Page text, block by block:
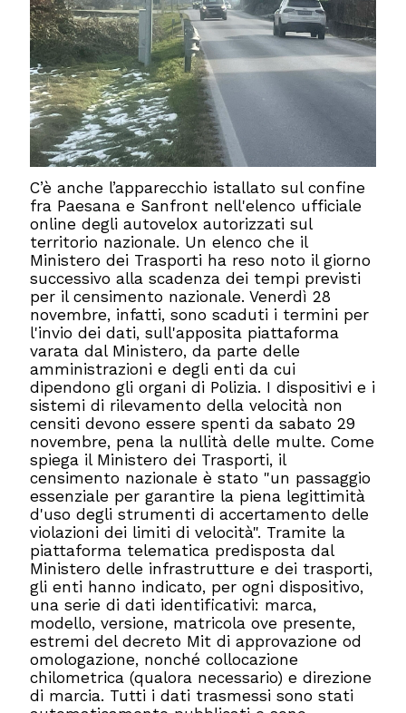
C’è anche l’apparecchio istallato sul confine
fra Paesana e Sanfront nell'elenco ufficiale
online degli autovelox autorizzati sul
territorio nazionale. Un elenco che il
Ministero dei Trasporti ha reso noto il giorno
successivo alla scadenza dei tempi previsti
per il censimento nazionale. Venerdì 28
novembre, infatti, sono scaduti i termini per
l'invio dei dati, sull'apposita piattaforma
varata dal Ministero, da parte delle
amministrazioni e degli enti da cui
dipendono gli organi di Polizia. I dispositivi e i
sistemi di rilevamento della velocità non
censiti devono essere spenti da sabato 29
novembre, pena la nullità delle multe. Come
spiega il Ministero dei Trasporti, il
censimento nazionale è stato "un passaggio
essenziale per garantire la piena legittimità
d'uso degli strumenti di accertamento delle
violazioni dei limiti di velocità". Tramite la
piattaforma telematica predisposta dal
Ministero delle infrastrutture e dei trasporti,
gli enti hanno indicato, per ogni dispositivo,
una serie di dati identificativi: marca,
modello, versione, matricola ove presente,
estremi del decreto Mit di approvazione od
omologazione, nonché collocazione
chilometrica (qualora necessario) e direzione
di marcia. Tutti i dati trasmessi sono stati